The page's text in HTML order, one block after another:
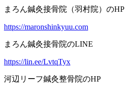
まろん鍼灸接骨院（羽村院）のHP
https://maronshinkyuu.com
まろん鍼灸接骨院のLINE
https://lin.ee/LvtqTyx
河辺リーフ鍼灸整骨院のHP